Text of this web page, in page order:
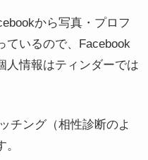
から写真・プロフ
ているので、Facebook
人情報はティンダーでは
チング（相性診断のよ